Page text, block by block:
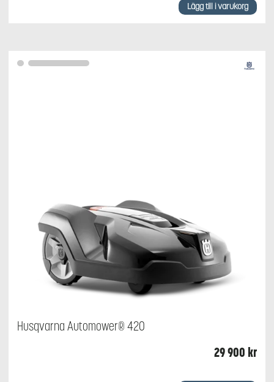
Lägg till i varukorg
Husqvarna Automower® 420
29 900 kr